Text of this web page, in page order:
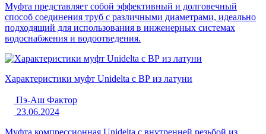
Муфта представляет собой эффективный и долговечный
способ соединения труб с различными диаметрами, идеально
подходящий для использования в инженерных системах
водоснабжения и водоотведения.
Характеристики муфт Unidelta с ВР из латуни
Пэ-Аш Фактор
23.06.2024
Муфта компрессионная Unidelta с внутренней резьбой из